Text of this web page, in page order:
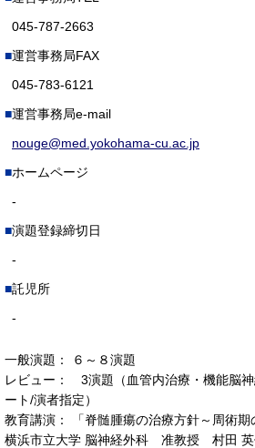
045-787-2663
運営事務局FAX
045-783-6121
運営事務局e-mail
nouge@med.yokohama-cu.ac.jp
ホームページ
-
演題登録締切日
-
託児所
-
一般演題： ６～８演題
レビュー： 3演題（血管内治療・機能脳
ート/演者指定）
教育講演： 「脊髄腫瘍の治療方針～周術期
横浜市立大学 脳神経外科 准教授 村田 英